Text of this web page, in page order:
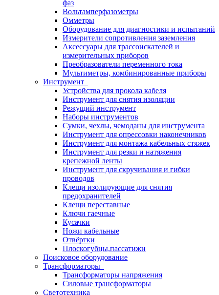
фаз
Вольтамперфазометры
Омметры
Оборудование для диагностики и испытаний
Измерители сопротивления заземления
Аксессуары для трассоискателей и
измерительных приборов
Преобразователи переменного тока
Мультиметры, комбинированные приборы
Инструмент
Устройства для прокола кабеля
Инструмент для снятия изоляции
Режущий инструмент
Наборы инструментов
Сумки, чехлы, чемоданы для инструмента
Инструмент для опрессовки наконечников
Инструмент для монтажа кабельных стяжек
Инструмент для резки и натяжения
крепежной ленты
Инструмент для скручивания и гибки
проводов
Клещи изолирующие для снятия
предохранителей
Клещи переставные
Ключи гаечные
Кусачки
Ножи кабельные
Отвёртки
Плоскогубцы,пассатижи
Поисковое оборудование
Трансформаторы
Трансформаторы напряжения
Силовые трансформаторы
Светотехника